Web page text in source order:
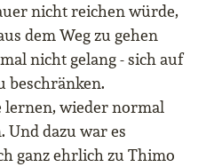
nicht reichen würde,
dem Weg zu gehen
nicht gelang - sich auf
beschränken.
lernen, wieder normal
dazu war es
ganz ehrlich zu Thimo